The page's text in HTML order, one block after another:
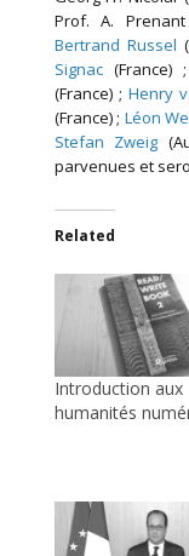
Prof. A.
Bertrand Russel
Signac (France) ;
(France) ; Henry
(France) ; Léon
Stefan Zweig
parvenues et
Related
Introduction aux
humanités